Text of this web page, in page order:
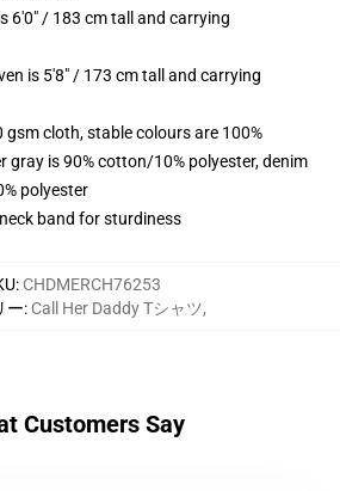
6'0" / 183 cm tall and carrying
is 5'8" / 173 cm tall and carrying
cloth, stable colours are 100%
gray is 90% cotton/10% polyester, denim
polyester
band for sturdiness
: CHDMERCH76253
ー: Call Her Daddy Tシャツ,
Customers Say